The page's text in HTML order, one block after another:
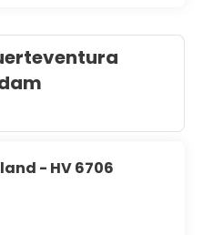
- HV 6706